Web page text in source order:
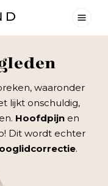
waaronder
lijkt onschuldig,
Hoofdpijn en
Dit wordt echter
.